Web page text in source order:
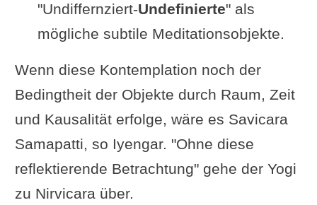
"Undiffernziert-Undefinierte" als
mögliche subtile Meditationsobjekte.
Wenn diese Kontemplation noch der
Bedingtheit der Objekte durch Raum, Zeit
und Kausalität erfolge, wäre es Savicara
Samapatti, so Iyengar. "Ohne diese
reflektierende Betrachtung" gehe der Yogi
zu Nirvicara über.